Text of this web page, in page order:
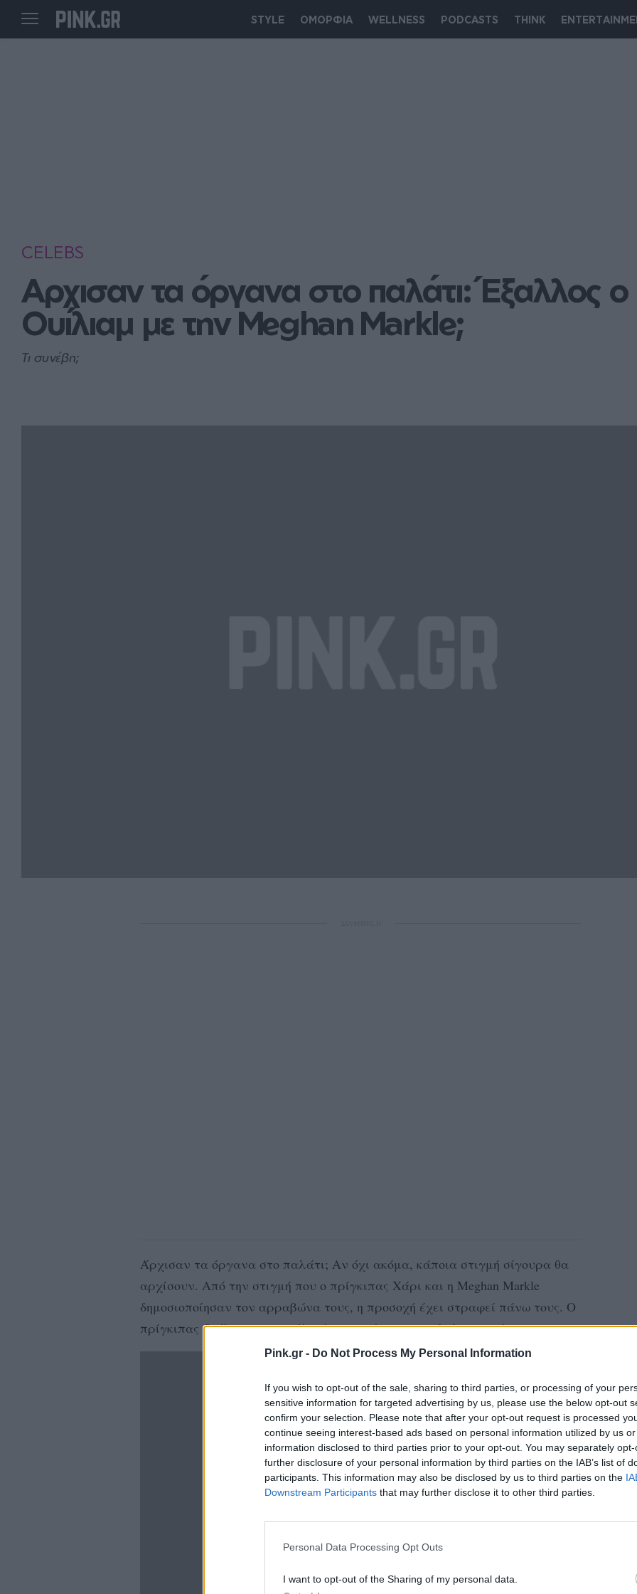
Pink.gr - Do Not Process My Personal Information
If you wish to opt-out of the sale, sharing to third parties, or processing of your
sensitive information for targeted advertising by us, please use the below opt-out
confirm your selection. Please note that after your opt-out request is processed
continue seeing interest-based ads based on personal information utilized by us
information disclosed to third parties prior to your opt-out. You may separately
further disclosure of your personal information by third parties on the IAB’s list of
participants. This information may also be disclosed by us to third parties on the
Downstream Participants that may further disclose it to other third parties.
Personal Data Processing Opt Outs
I want to opt-out of the Sharing of my personal data.
STYLE ΟΜΟΡΦΙΑ WELLNESS PODCASTS THINK
CELEBS
Αρχισαν τα όργανα στο παλάτι: Έξαλλος ο
Ουίλιαμ με την Meghan Markle;
Τι συνέβη;
Άρχισαν τα όργανα στο παλάτι; Αν όχι ακόμα, κάποια στιγμή σίγουρα θα
αρχίσουν. Από την στιγμή που ο πρίγκιπας Χάρι και η Meghan Markle
δημοσιοποίησαν τον αρραβώνα τους, η προσοχή έχει στραφεί πάνω τους. Ο
πρίγκιπας Ουίλιαμ και η σύζυγός του, πέρασαν σε δεύτερη μοίρα.